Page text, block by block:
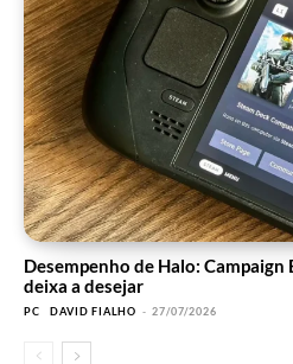
Desempenho de Halo: Campaign
deixa a desejar
PC DAVID FIALHO - 27/07/2026